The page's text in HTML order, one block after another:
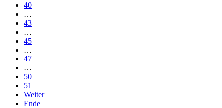
40
…
43
…
45
…
47
…
50
51
Weiter
Ende